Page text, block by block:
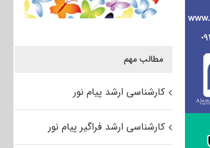
مطالب مهم
کارشناسی ارشد پیام نور
کارشناسی ارشد فراگیر پیام نور